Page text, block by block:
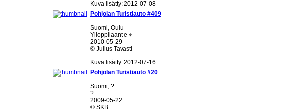
Kuva lisätty: 2012-07-08
Pohjolan Turistiauto #409
Suomi, Oulu
Ylioppilaantie ⌖
2010-05-29
© Julius Tavasti
Kuva lisätty: 2012-07-16
Pohjolan Turistiauto #20
Suomi, ?
?
2009-05-22
© SKB